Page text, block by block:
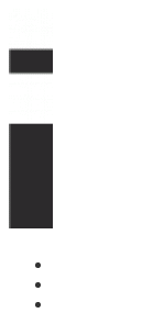
Перейти
содержимому